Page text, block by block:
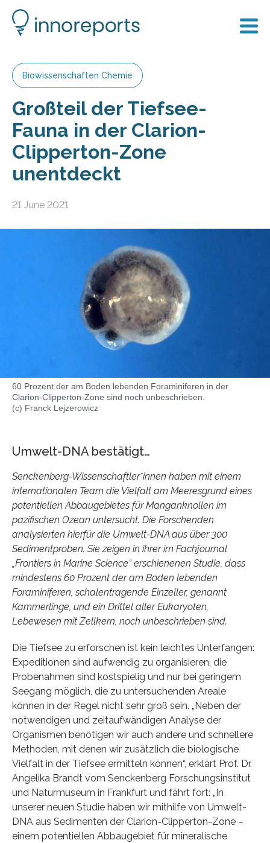
Biowissenschaften Chemie
Großteil der Tiefsee-
Fauna in der Clarion-
Clipperton-Zone
unentdeckt
21 June 2021
60 Prozent der am Boden lebenden Foraminiferen in der
Clarion-Clipperton-Zone sind noch unbeschrieben.
(c) Franck Lejzerowicz
Umwelt-DNA bestätigt…
Senckenberg-Wissenschaftler*innen haben mit einem
internationalen Team die Vielfalt am Meeresgrund eines
potentiellen Abbaugebietes für Manganknollen im
pazifischen Ozean untersucht. Die Forschenden
analysierten hierfür die Umwelt-DNA aus über 300
Sedimentproben. Sie zeigen in ihrer im Fachjournal
„Frontiers in Marine Science“ erschienenen Studie, dass
mindestens 60 Prozent der am Boden lebenden
Foraminiferen, schalentragende Einzeller, genannt
Kammerlinge, und ein Drittel aller Eukaryoten,
Lebewesen mit Zellkern, noch unbeschrieben sind.
Die Tiefsee zu erforschen ist kein leichtes Unterfangen:
Expeditionen sind aufwendig zu organisieren, die
Probenahmen sind kostspielig und nur bei geringem
Seegang möglich, die zu untersuchenden Areale
können in der Regel nicht sehr groß sein. „Neben der
notwendigen und zeitaufwändigen Analyse der
Organismen benötigen wir auch andere und schnellere
Methoden, mit denen wir zusätzlich die biologische
Vielfalt in der Tiefsee ermitteln können“, erklärt Prof. Dr.
Angelika Brandt vom Senckenberg Forschungsinstitut
und Naturmuseum in Frankfurt und fährt fort: „In
unserer neuen Studie haben wir mithilfe von Umwelt-
DNA aus Sedimenten der Clarion-Clipperton-Zone –
einem potentiellen Abbaugebiet für mineralische